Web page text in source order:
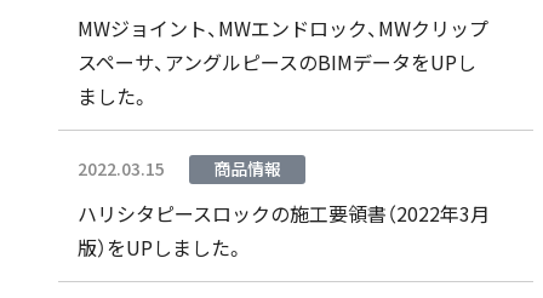
MWジョイント、MWエンドロック、MWクリップ
スペーサ、アングルピースのBIMデータをUPし
ました。
2022.03.15 商品情報
ハリシタピースロックの施工要領書（2022年3月
版）をUPしました。